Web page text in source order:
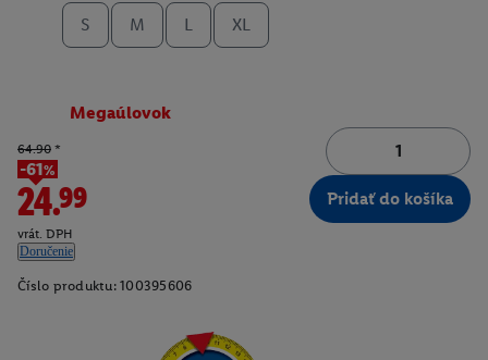
S M L XL
Megaúlovok
64.90 *
-61%
24.99
vrát. DPH
Doručenie
Pridať do košíka
Číslo produktu: 100395606